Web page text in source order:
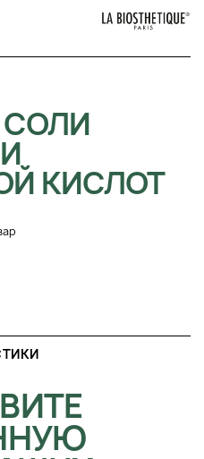
КИСЛОТ